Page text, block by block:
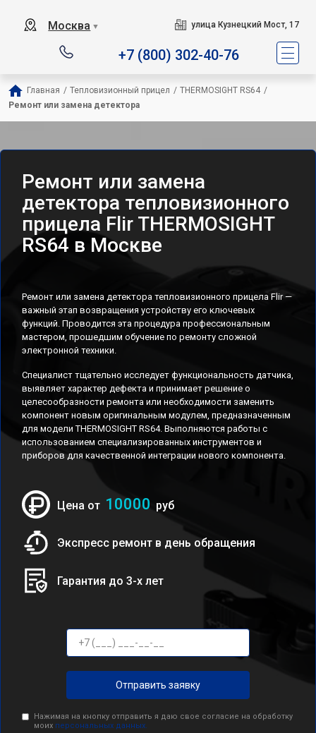
Москва ▼ улица Кузнецкий Мост, 17
+7 (800) 302-40-76
Главная / Тепловизионный прицел / THERMOSIGHT RS64 /
Ремонт или замена детектора
Ремонт или замена
детектора тепловизионного
прицела Flir THERMOSIGHT
RS64 в Москве
Ремонт или замена детектора тепловизионного прицела Flir —
важный этап возвращения устройству его ключевых
функций. Проводится эта процедура профессиональным
мастером, прошедшим обучение по ремонту сложной
электронной техники.
Специалист тщательно исследует функциональность датчика,
выявляет характер дефекта и принимает решение о
целесообразности ремонта или необходимости заменить
компонент новым оригинальным модулем, предназначенным
для модели THERMOSIGHT RS64. Выполняются работы с
использованием специализированных инструментов и
приборов для качественной интеграции нового компонента.
Цена от 10000 руб
Экспресс ремонт в день обращения
Гарантия до 3-х лет
Отправить заявку
Нажимая на кнопку отправить я даю свое согласие на обработку
моих персональных данных.